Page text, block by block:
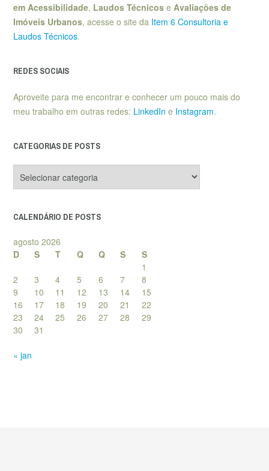
em Acessibilidade, Laudos Técnicos e Avaliações de
Imóveis Urbanos, acesse o site da Item 6 Consultoria e
Laudos Técnicos.
REDES SOCIAIS
Aproveite para me encontrar e conhecer um pouco mais do
meu trabalho em outras redes: LinkedIn e Instagram.
CATEGORIAS DE POSTS
de
CALENDÁRIO DE POSTS
agosto 2026
D
S T Q Q S
S
1
2
3 4 5 6 7
8
9
10 11 12 13 14
15
16
17 18 19 20 21
22
23
24 25 26 27 28
29
30
31
« jan